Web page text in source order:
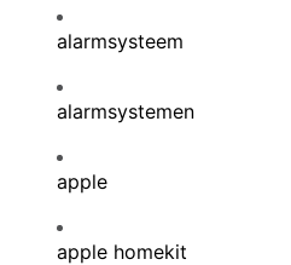
alarmsysteem
alarmsystemen
apple
apple homekit